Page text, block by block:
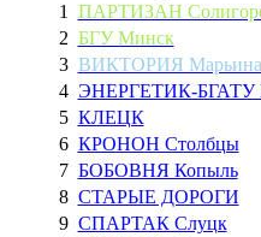
1
ПАРТИЗАН
2 БГУ Минск
3 ВИКТОРИЯ Марьина
4 ЭНЕРГЕТИК-БГАТУ
5 КЛЕЦК
6 КРОНОН Столбцы
7 БОБОВНЯ Копыль
8 СТАРЫЕ ДОРОГИ
9 СПАРТАК Слуцк